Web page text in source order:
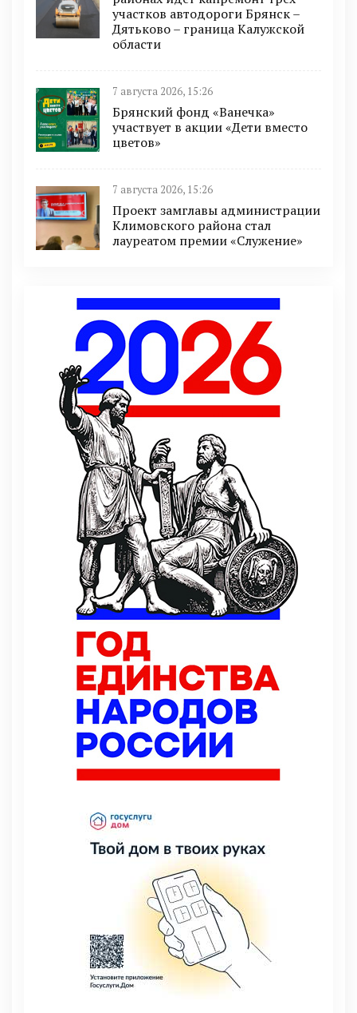
участков автодороги Брянск –
Дятьково – граница Калужской
области
7 августа 2026, 15:26
Брянский фонд «Ванечка»
участвует в акции «Дети вместо
цветов»
7 августа 2026, 15:26
Проект замглавы администрации
Климовского района стал
лауреатом премии «Служение»